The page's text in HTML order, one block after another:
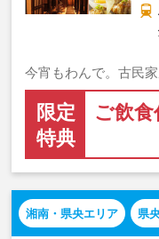
今宵もわんで。古民
限定
特典
ご飲
湘南・県央エリア 県